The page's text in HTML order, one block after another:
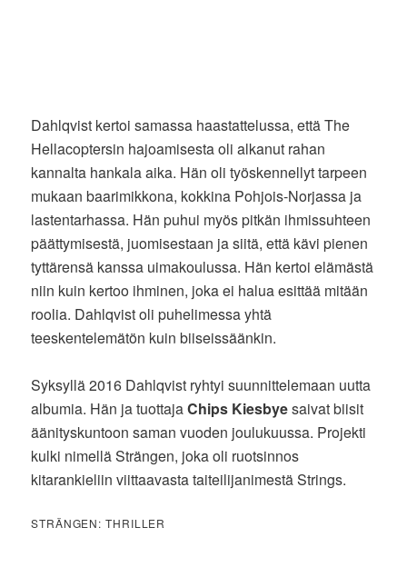
Dahlqvist kertoi samassa haastattelussa, että The
Hellacoptersin hajoamisesta oli alkanut rahan
kannalta hankala aika. Hän oli työskennellyt tarpeen
mukaan baarimikkona, kokkina Pohjois-Norjassa ja
lastentarhassa. Hän puhui myös pitkän ihmissuhteen
päättymisestä, juomisestaan ja siitä, että kävi pienen
tyttärensä kanssa uimakoulussa. Hän kertoi elämästä
niin kuin kertoo ihminen, joka ei halua esittää mitään
roolia. Dahlqvist oli puhelimessa yhtä
teeskentelemätön kuin biiseissäänkin.
Syksyllä 2016 Dahlqvist ryhtyi suunnittelemaan uutta
albumia. Hän ja tuottajaChips Kiesbyesaivat biisit
äänityskuntoon saman vuoden joulukuussa. Projekti
kulki nimellä Strängen, joka oli ruotsinnos
kitarankieliin viittaavasta taiteilijanimestä Strings.
STRÄNGEN: THRILLER